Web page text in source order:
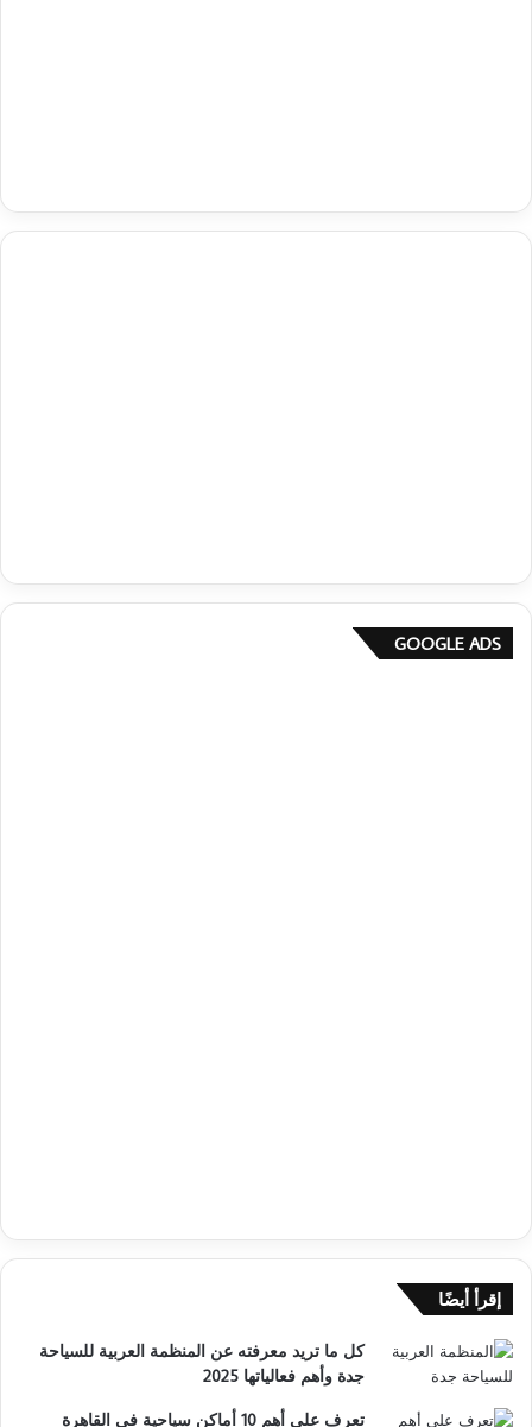
GOOGLE ADS
إقرأ أيضًا
كل ما تريد معرفته عن المنظمة العربية للسياحة
جدة وأهم فعالياتها 2025
تعرف على أهم 10 أماكن سياحية في القاهرة